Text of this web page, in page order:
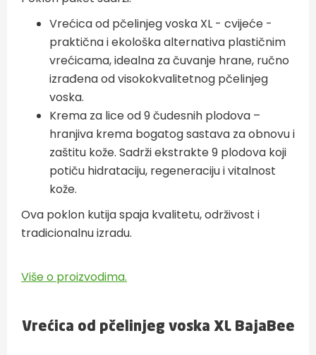
Vrećica od pčelinjeg voska XL - cvijeće -
praktična i ekološka alternativa plastičnim
vrećicama, idealna za čuvanje hrane, ručno
izrađena od visokokvalitetnog pčelinjeg
voska.
Krema za lice od 9 čudesnih plodova –
hranjiva krema bogatog sastava za obnovu i
zaštitu kože. Sadrži ekstrakte 9 plodova koji
potiču hidrataciju, regeneraciju i vitalnost
kože.
Ova poklon kutija spaja kvalitetu, održivost i
tradicionalnu izradu.
Više o proizvodima.
Vrećica od pčelinjeg voska XL BajaBee